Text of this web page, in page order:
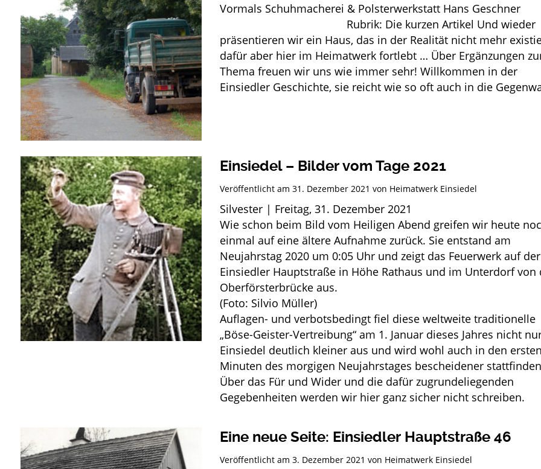
Vormals Schuhmacherei & Polsterwerkstatt Hans Geschner
Rubrik: Die kurzen Artikel Und wieder
präsentieren wir ein Haus, das in der Realität nicht mehr
dafür aber hier im Heimatwerk fortlebt … Über Ergänzungen
Thema freuen wir uns wie immer sehr! Willkommen in der
Einsiedler Geschichte, sie reicht wie so oft auch in die
Einsiedel – Bilder vom Tage 2021
Veröffentlicht am 31. Dezember 2021 von Heimatwerk Einsiedel
Silvester | Freitag, 31. Dezember 2021
Wie schon beim Bild vom Heiligen Abend greifen wir heute
einmal auf eine ältere Aufnahme zurück. Sie entstand am
Neujahrstag 2020 um 0:05 Uhr und zeigt das Feuerwerk auf der
Einsiedler Hauptstraße in Höhe Rathaus und im Unterdorf von
Oberförsterbrücke aus.
(Foto: Silvio Müller)
Auflagen- und verbotsbedingt fiel diese weltweite traditionelle
„Böse-Geister-Vertreibung“ am 1. Januar dieses Jahres nicht
Einsiedel deutlich kleiner aus und wird wohl auch in den ersten
Minuten des morgigen Neujahrstages bescheidener
Über das Für und Wider und die dafür zugrundeliegenden
Gegebenheiten werden wir hier ganz sicher nicht schreiben.
Eine neue Seite: Einsiedler Hauptstraße 46
Veröffentlicht am 3. Dezember 2021 von Heimatwerk Einsiedel